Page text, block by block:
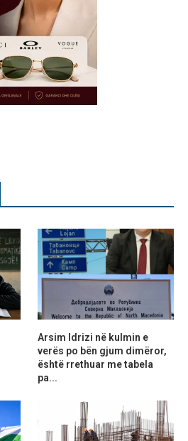
Arsim Idrizi në kulmin e
verës po bën gjum dimëror,
është rrethuar me tabela
pa...